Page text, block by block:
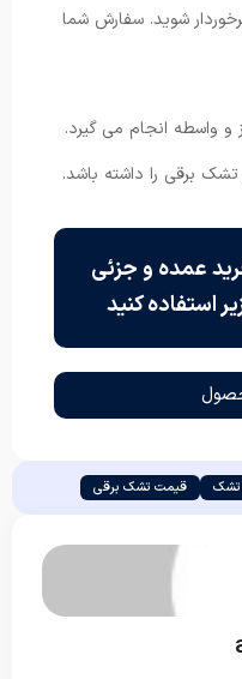
شوید. سفارش شما
و واسطه انجام می گیرد.
برقی را داشته باشد.
عمده و جزئی
استفاده کنید
قیمت تشک برقی